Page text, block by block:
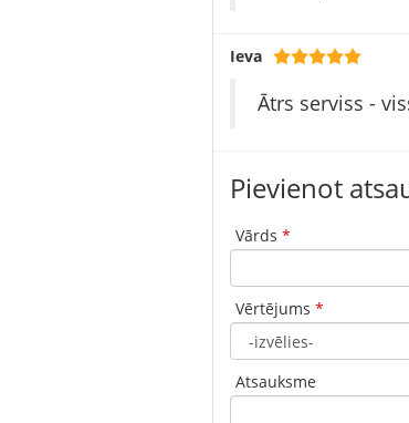
Ieva
Ātrs serviss -
Pievienot
Vārds *
Vērtējums *
Atsauksme